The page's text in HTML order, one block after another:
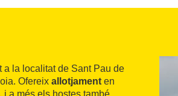
a la localitat de Sant Pau de
Ofereix allotjament en
, i a més els hostes també